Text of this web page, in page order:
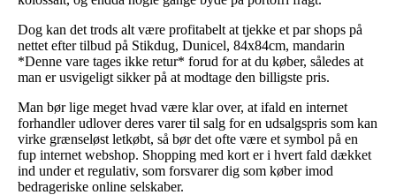
Dog kan det trods alt være profitabelt at tjekke et par shops på
nettet efter tilbud på Stikdug, Dunicel, 84x84cm, mandarin
*Denne vare tages ikke retur* forud for at du køber, således at
man er usvigeligt sikker på at modtage den billigste pris.
Man bør lige meget hvad være klar over, at ifald en internet
forhandler udlover deres varer til salg for en udsalgspris som kan
virke grænseløst letkøbt, så bør det ofte være et symbol på en
fup internet webshop. Shopping med kort er i hvert fald dækket
ind under et regulativ, som forsvarer dig som køber imod
bedrageriske online selskaber.